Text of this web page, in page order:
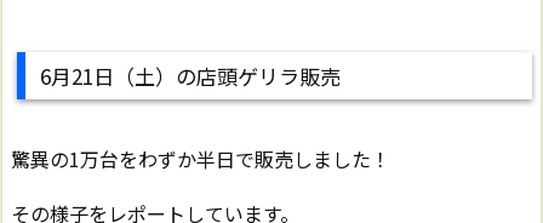
6月21日（土）の店頭ゲリラ販売
驚異の1万台をわずか半日で販売しました！
その様子をレポートしています。